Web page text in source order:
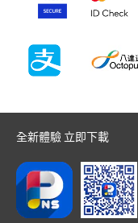
全新體驗 立即下載